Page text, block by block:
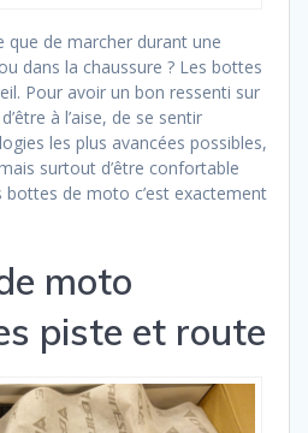
que de marcher durant une
dans la chaussure ? Les bottes
Pour avoir un bon ressenti sur
à l’aise, de se sentir
les plus avancées possibles,
surtout d’être confortable
bottes de moto c’est exactement
moto
piste et route